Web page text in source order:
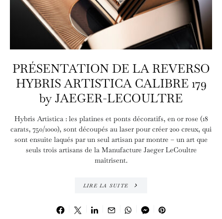
PRÉSENTATION DE LA REVERSO
HYBRIS ARTISTICA CALIBRE 179
by JAEGER-LECOULTRE
Hybris Artistica : les platines et ponts décoratifs, en or rose (18
carats, 750/1000), sont découpés au laser pour créer 200 creux, qui
sont ensuite laqués par un seul artisan par montre – un art que
seuls trois artisans de la Manufacture Jaeger LeCoultre
maîtrisent.
LIRE LA SUITE